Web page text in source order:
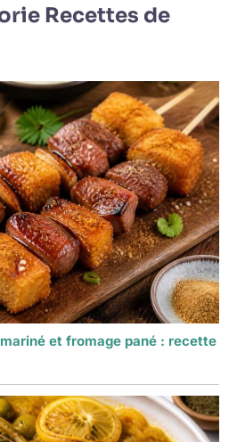
Recettes de
et fromage pané : recette